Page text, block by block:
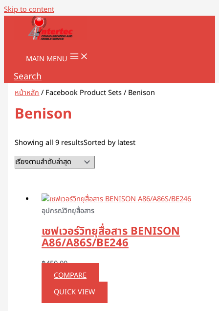
Skip to content
MAIN MENU
Search
หน้าหลัก/ Facebook Product Sets / Benison
Benison
Showing all 9 resultsSorted by latest
อุปกรณ์วิทยุสื่อสาร
เซฟเวอร์วิทยุสื่อสาร BENISON
A86/A86S/BE246
฿450.00
COMPARE
QUICK VIEW